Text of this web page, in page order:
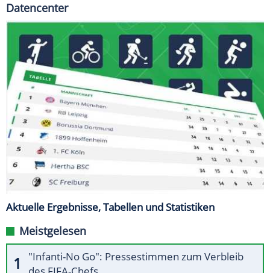
Datencenter
Aktuelle Ergebnisse, Tabellen und Statistiken
Meistgelesen
"Infanti-No Go": Pressestimmen zum Verbleib